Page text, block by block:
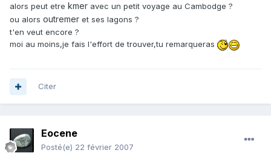
alors peut etre kmer avec un petit voyage au Cambodge ?
ou alors outremer et ses lagons ?
t'en veut encore ?
moi au moins,je fais l'effort de trouver,tu remarqueras
Citer
Eocene
Posté(e) 22 février 2007